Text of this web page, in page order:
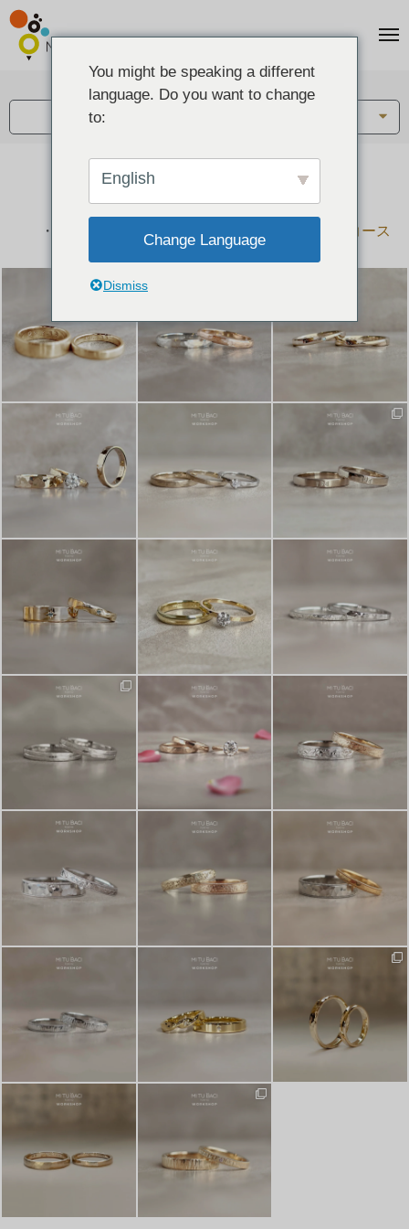
結婚指輪とペアリングのデザイン集
下記コースで手作りされた作品をご紹介します
手作り結婚指輪コース
手作りペアリングコース
You might be speaking a different
language. Do you want to change
to:
English
Change Language
Dismiss